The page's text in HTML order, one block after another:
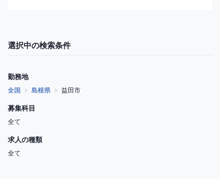
選択中の検索条件
勤務地
全国 島根県 益田市
募集科目
全て
求人の種類
全て